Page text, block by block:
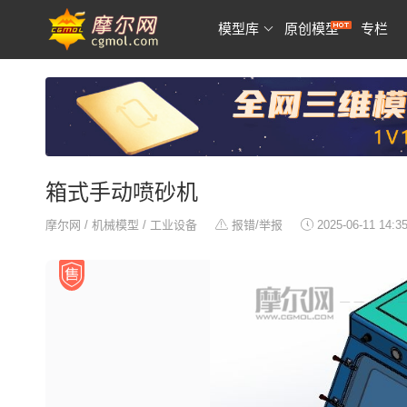
模型库 原创模型 专栏
箱式手动喷砂机
摩尔网 / 机械模型 / 工业设备 报错/举报 2025-06-11 14:35